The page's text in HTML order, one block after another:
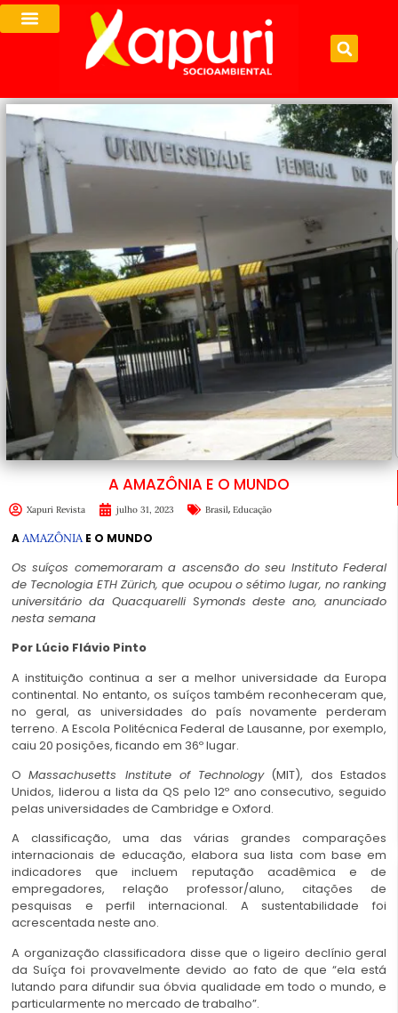
A AMAZÔNIA E O MUNDO
Xapuri Revista julho 31, 2023 Brasil, Educação
AAMAZÔNIAE O MUNDO
Os suíços comemoraram a ascensão do seu Instituto Federal
de Tecnologia ETH Zürich, que ocupou o sétimo lugar, no ranking
universitário da Quacquarelli Symonds deste ano, anunciado
nesta semana
Por Lúcio Flávio Pinto
A instituição continua a ser a melhor universidade da Europa
continental. No entanto, os suíços também reconheceram que,
no geral, as universidades do país novamente perderam
terreno. A Escola Politécnica Federal de Lausanne, por exemplo,
caiu 20 posições, ficando em 36º lugar.
OMassachusetts Institute of Technology(MIT), dos Estados
Unidos, liderou a lista da QS pelo 12º ano consecutivo, seguido
pelas universidades de Cambridge e Oxford.
A classificação, uma das várias grandes comparações
internacionais de educação, elabora sua lista com base em
indicadores que incluem reputação acadêmica e de
empregadores, relação professor/aluno, citações de
pesquisas e perfil internacional. A sustentabilidade foi
acrescentada neste ano.
A organização classificadora disse que o ligeiro declínio geral
da Suíça foi provavelmente devido ao fato de que “ela está
lutando para difundir sua óbvia qualidade em todo o mundo, e
particularmente no mercado de trabalho”.